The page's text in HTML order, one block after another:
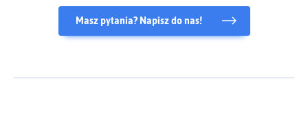
Masz pytania? Napisz do nas!